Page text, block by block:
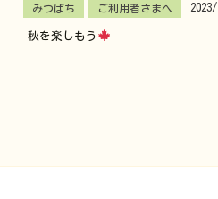
みつばち ご利用者さまへ
秋を楽しもう